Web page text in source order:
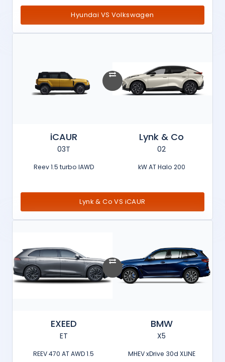
Hyundai VS Volkswagen
Lynk & Co
02
200 kW AT Halo
iCAUR
03T
Reev 1.5 turbo IAWD
Lynk & Co VS iCAUR
BMW
X5
MHEV xDrive 30d XLINE
EXEED
ET
1.5 REEV 470 AT AWD